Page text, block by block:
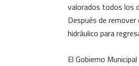
valorados todos los
Después de
hidráulico para
El Gobierno